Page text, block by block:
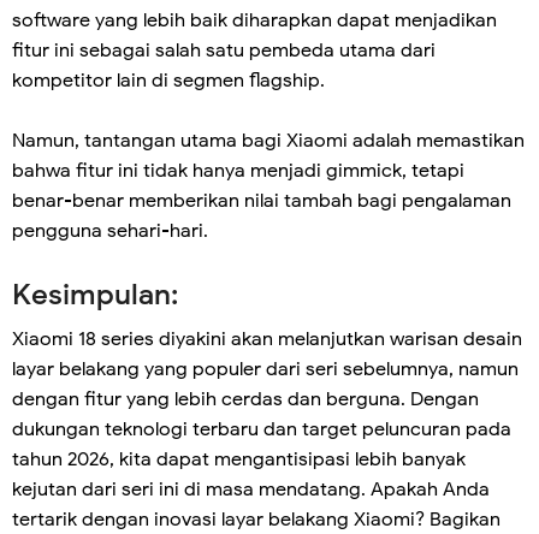
software yang lebih baik diharapkan dapat menjadikan
fitur ini sebagai salah satu pembeda utama dari
kompetitor lain di segmen flagship.
Namun, tantangan utama bagi Xiaomi adalah memastikan
bahwa fitur ini tidak hanya menjadi gimmick, tetapi
benar-benar memberikan nilai tambah bagi pengalaman
pengguna sehari-hari.
Kesimpulan:
Xiaomi 18 series diyakini akan melanjutkan warisan desain
layar belakang yang populer dari seri sebelumnya, namun
dengan fitur yang lebih cerdas dan berguna. Dengan
dukungan teknologi terbaru dan target peluncuran pada
tahun 2026, kita dapat mengantisipasi lebih banyak
kejutan dari seri ini di masa mendatang. Apakah Anda
tertarik dengan inovasi layar belakang Xiaomi? Bagikan